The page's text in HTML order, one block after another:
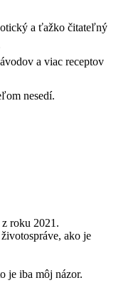
a ťažko čitateľný
a viac receptov
nesedí.
roku 2021.
ako je
je iba môj názor.